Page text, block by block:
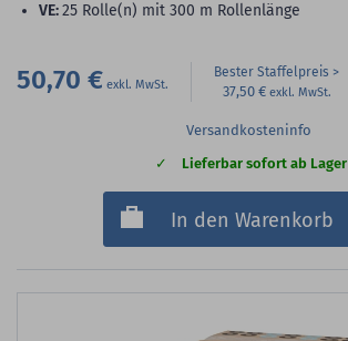
VE:25 Rolle(n) mit 300 m Rollenlänge
50,70 € Bester Staffelpreis
37,50 €
Versandkosteninfo
Lieferbar sofort ab Lager
In den Warenkorb